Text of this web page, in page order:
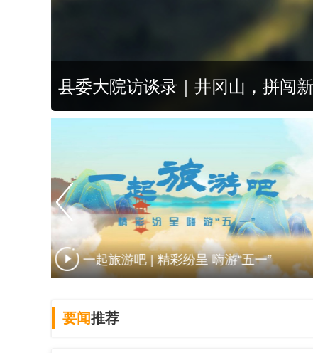
县委大院访谈录｜井冈山，拼闯
探访神奇大洞
要闻推荐